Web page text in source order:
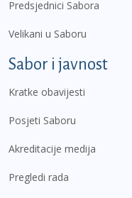
Predsjednici Sabora
Velikani u Saboru
Sabor i javnost
Kratke obavijesti
Posjeti Saboru
Akreditacije medija
Pregledi rada